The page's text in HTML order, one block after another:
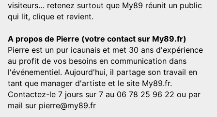
visiteurs… retenez surtout que My89 réunit un public
qui lit, clique et revient.
A propos de Pierre (votre contact sur My89.fr)
Pierre est un pur icaunais et met 30 ans d'expérience
au profit de vos besoins en communication dans
l'événementiel. Aujourd'hui, il partage son travail en
tant que manager d'artiste et le site My89.fr.
Contactez-le 7 jours sur 7 au 06 78 25 96 22 ou par
mail sur pierre@my89.fr